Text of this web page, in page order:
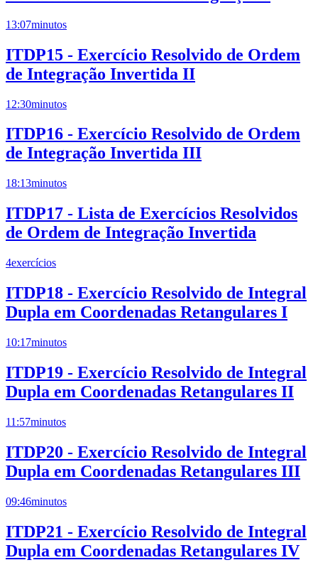
13:07minutos
ITDP15 - Exercício Resolvido de Ordem
de Integração Invertida II
12:30minutos
ITDP16 - Exercício Resolvido de Ordem
de Integração Invertida III
18:13minutos
ITDP17 - Lista de Exercícios Resolvidos
de Ordem de Integração Invertida
4exercícios
ITDP18 - Exercício Resolvido de Integral
Dupla em Coordenadas Retangulares I
10:17minutos
ITDP19 - Exercício Resolvido de Integral
Dupla em Coordenadas Retangulares II
11:57minutos
ITDP20 - Exercício Resolvido de Integral
Dupla em Coordenadas Retangulares III
09:46minutos
ITDP21 - Exercício Resolvido de Integral
Dupla em Coordenadas Retangulares IV